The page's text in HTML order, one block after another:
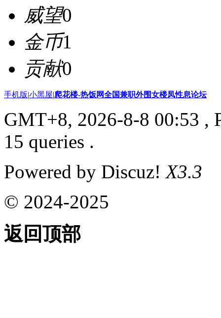
威望0
金币1
贡献0
手机版|小黑屋|爬花楼-热饭网全国兼职外围女楼凤性息论坛
GMT+8, 2026-8-8 00:53 ,
15 queries .
Powered by Discuz!X3.3
© 2024-2025
返回顶部